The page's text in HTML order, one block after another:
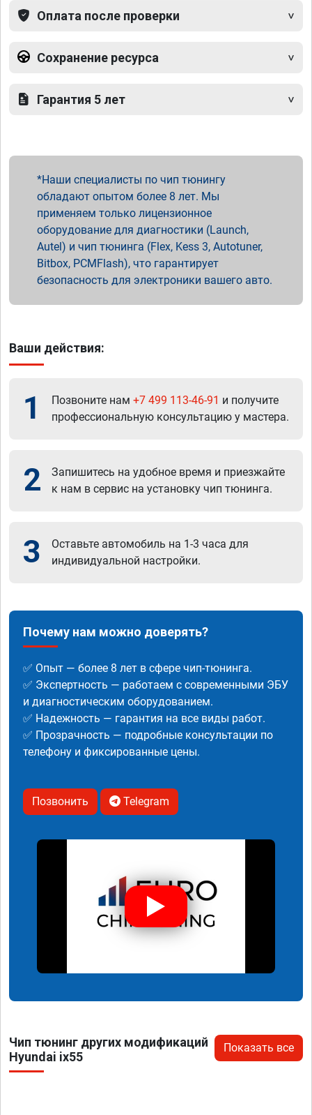
Оплата после проверки
Сохранение ресурса
Гарантия 5 лет
Наши специалисты по чип тюнингу
обладают опытом более 8 лет. Мы
применяем только лицензионное
оборудование для диагностики (Launch,
Autel) и чип тюнинга (Flex, Kess 3, Autotuner,
Bitbox, PCMFlash), что гарантирует
безопасность для электроники вашего авто.
Ваши действия:
1 Позвоните нам +7 499 113-46-91 и получите
профессиональную консультацию у мастера.
2
Запишитесь на удобное время и приезжайте
к нам в сервис на установку чип тюнинга.
3
Оставьте автомобиль на 1-3 часа для
индивидуальной настройки.
Почему нам можно доверять?
✅ Опыт — более 8 лет в сфере чип-тюнинга.
✅ Экспертность — работаем с современными ЭБУ
и диагностическим оборудованием.
✅ Надежность — гарантия на все виды работ.
✅ Прозрачность — подробные консультации по
телефону и фиксированные цены.
Позвонить Telegram
Чип тюнинг других модификаций
Hyundai ix55
Показать все